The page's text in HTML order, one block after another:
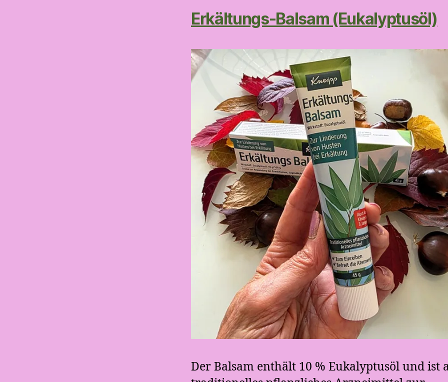
Erkältungs-Balsam (Eukalyptusöl)
Der Balsam enthält 10 % Eukalyptusöl und ist